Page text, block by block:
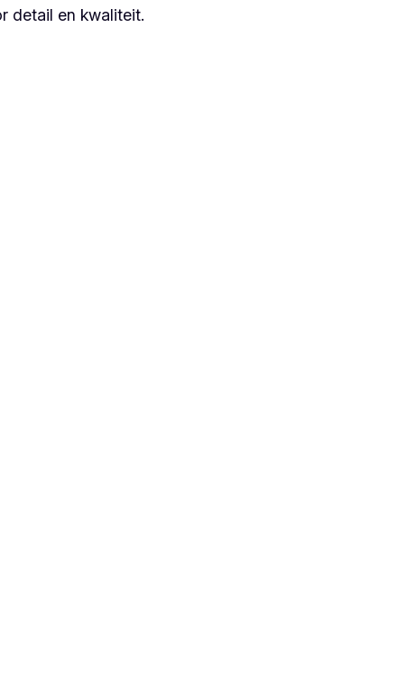
detail en kwaliteit.